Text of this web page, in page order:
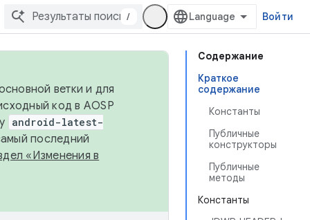
/ Войти
Содержание
Краткое
содержание
Константы
Публичные
конструкторы
Публичные
методы
Константы
ветки и для
код в AOSP
android-latest-
последний
«Изменения в